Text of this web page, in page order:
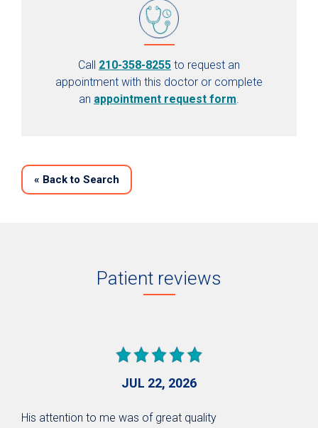
Call 210-358-8255 to request an
appointment with this doctor or complete
an appointment request form.
« Back to Search
Patient reviews
JUL 22, 2026
His attention to me was of great quality